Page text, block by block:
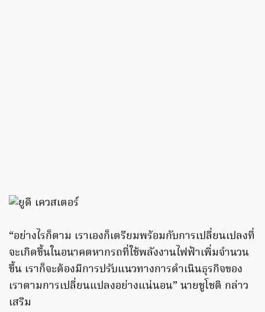
“อย่างไรก็ตาม เราเองก็เตรียมพร้อมกับการเปลี่ยนเปลงที่
จะเกิดขึ้นในอนาคตหากรถที่ใช้พลังงานไฟฟ้าเพิ่มจำนวน
ขึ้น เราก็จะต้องมีการปรับแนวทางการดำเนินธุรกิจของ
เราตามการเปลี่ยนแปลงอย่างแน่นอน” นายชูโชติ กล่าว
เสริม